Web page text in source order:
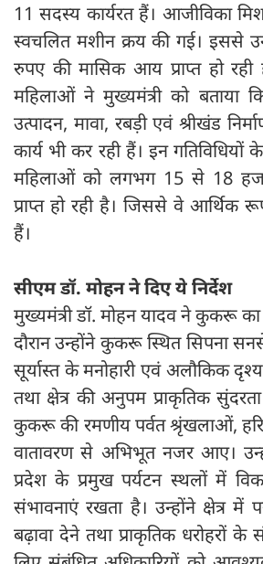
11 सदस्य कार्यरत हैं। आजीविका
स्वचलित मशीन क्रय की गई। इससे
रुपए की मासिक आय प्राप्त हो
महिलाओं ने मुख्यमंत्री को बताया
उत्पादन, मावा, रबड़ी एवं श्रीखंड
कार्य भी कर रही हैं। इन
महिलाओं को लगभग 15 से 18
प्राप्त हो रही है। जिससे वे आर्थिक
हैं।
सीएम डॉ. मोहन ने दिए ये निर्देश
मुख्यमंत्री डॉ. मोहन यादव ने कुकरू
दौरान उन्होंने कुकरू स्थित सिपना
सूर्यास्त के मनोहारी एवं अलौकिक
तथा क्षेत्र की अनुपम प्राकृतिक
कुकरू की रमणीय पर्वत श्रृंखलाओं,
वातावरण से अभिभूत नजर आए।
प्रदेश के प्रमुख पर्यटन स्थलों में
संभावनाएं रखता है। उन्होंने क्षेत्र में
बढ़ावा देने तथा प्राकृतिक धरोहरों